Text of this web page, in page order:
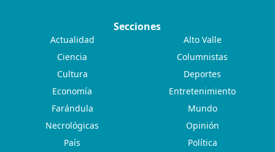
Secciones
Actualidad
Alto Valle
Ciencia
Columnistas
Cultura
Deportes
Economía
Entretenimiento
Farándula
Mundo
Necrológicas
Opinión
País
Política